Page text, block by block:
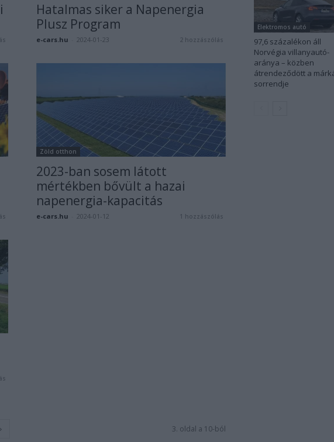
Hatalmas siker a Napenergia
Plusz Program
e-cars.hu 2024-01-23 2 hozzászólás
Zöld otthon
2023-ban sosem látott
mértékben bővült a hazai
napenergia-kapacitás
e-cars.hu 2024-01-12 1 hozzászólás
3. oldal a 10-ból
Elektromos autó
97,6 százalékon áll
Norvégia villanyautó-
aránya – közben
átrendeződött a
sorrendje